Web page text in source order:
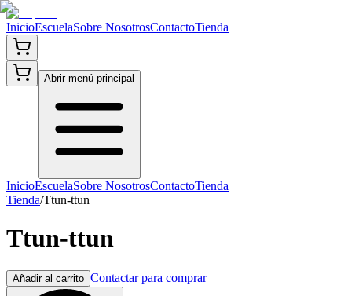
InicioEscuelaSobre NosotrosContactoTienda
Abrir menú principal
InicioEscuelaSobre NosotrosContactoTienda
Tienda/Ttun-ttun
Ttun-ttun
Añadir al carrito Contactar para comprar